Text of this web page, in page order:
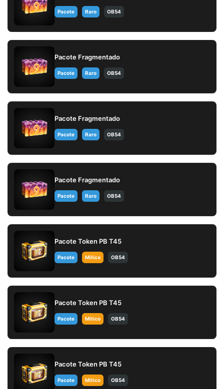
Pacote Raro OB54
Pacote Fragmentado
Pacote Raro OB54
Pacote Fragmentado
Pacote Raro OB54
Pacote Fragmentado
Pacote Raro OB54
Pacote Token PB T45
Pacote Mítico OB54
Pacote Token PB T45
Pacote Mítico OB54
Pacote Token PB T45
Pacote Mítico OB54